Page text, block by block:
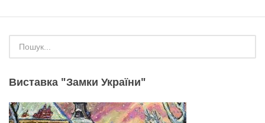
Виставка "Замки України"